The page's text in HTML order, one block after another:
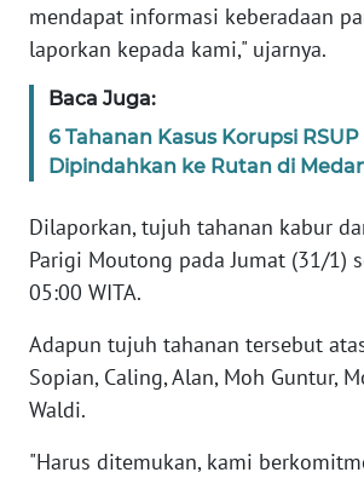
mendapat informasi keberadaan
laporkan kepada kami," ujarnya.
Baca Juga:
6 Tahanan Kasus Korupsi RSUP
Dipindahkan ke Rutan di
Dilaporkan, tujuh tahanan kabur
Parigi Moutong pada Jumat (31/1)
05:00 WITA.
Adapun tujuh tahanan tersebut
Sopian, Caling, Alan, Moh Guntur,
Waldi.
"Harus ditemukan, kami
Wahana
News
Regional
SUMUT
JAKARTA
WN
WN
BANTEN